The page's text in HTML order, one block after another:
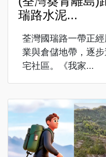
瑞路水泥...
荃灣國瑞路一帶正
業與倉儲地帶，逐
宅社區。《我家...